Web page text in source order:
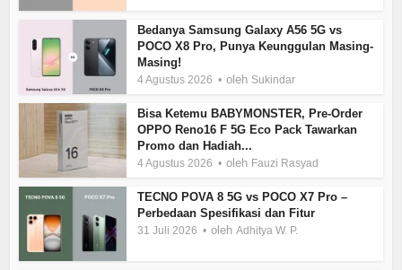
Bedanya Samsung Galaxy A56 5G vs
POCO X8 Pro, Punya Keunggulan Masing-
Masing!
4 Agustus 2026 oleh Sukindar
Bisa Ketemu BABYMONSTER, Pre-Order
OPPO Reno16 F 5G Eco Pack Tawarkan
Promo dan Hadiah...
4 Agustus 2026 oleh Fauzi Rasyad
TECNO POVA 8 5G vs POCO X7 Pro –
Perbedaan Spesifikasi dan Fitur
31 Juli 2026 olehAdhitya W. P.